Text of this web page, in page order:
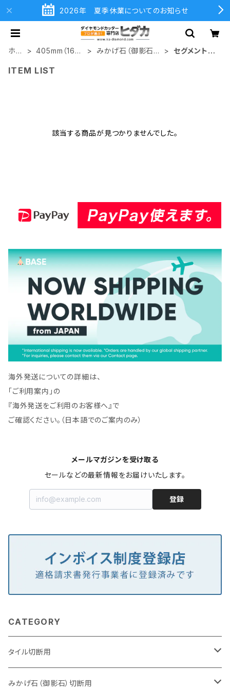
2026年 夏季休業についてのお知らせ
ホー
405mm（16イ
みかげ石（御影石）
セグメントタ
ITEM LIST
該当する商品が見つかりませんでした。
海外発送についての詳細は、
「ご利用案内」の
『海外発送をご利用のお客様へ』で
ご確認ください。（日本語でのご案内のみ）
メールマガジンを受け取る
セールなどの最新情報をお届けいたします。
登録
CATEGORY
タイル切断用
105mm（4インチ）
みかげ石（御影石）切断用